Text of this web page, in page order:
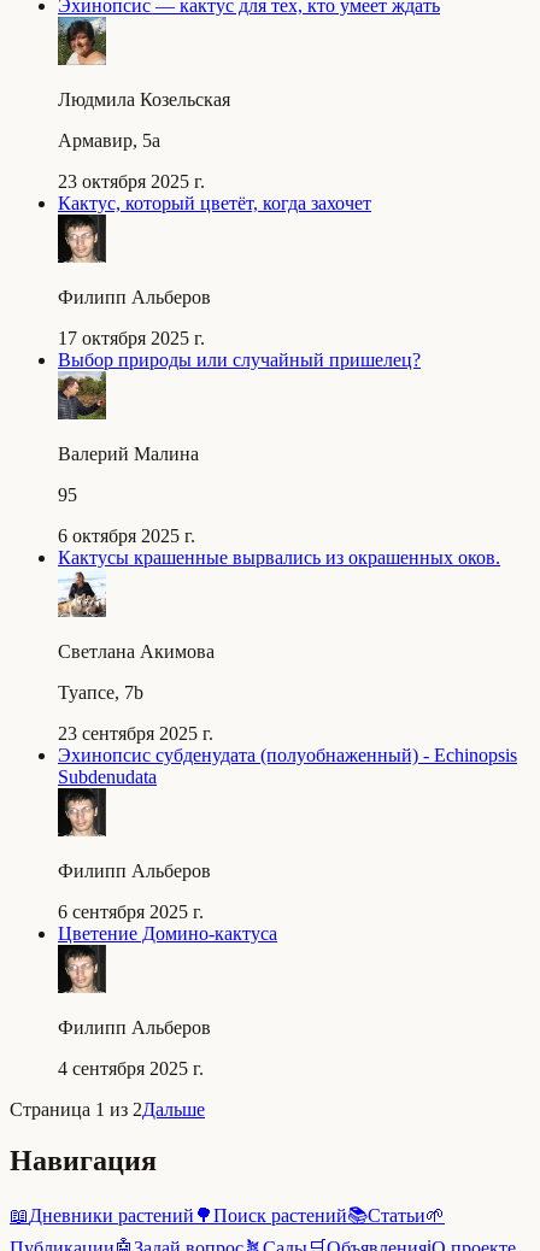
Эхинопсис — кактус для тех, кто умеет ждать
Людмила Козельская
Армавир, 5a
23 октября 2025 г.
Кактус, который цветёт, когда захочет
Филипп Альберов
17 октября 2025 г.
Выбор природы или случайный пришелец?
Валерий Малина
95
6 октября 2025 г.
Кактусы крашенные вырвались из окрашенных оков.
Светлана Акимова
Туапсе, 7b
23 сентября 2025 г.
Эхинопсис субденудата (полуобнаженный) - Echinopsis
Subdenudata
Филипп Альберов
6 сентября 2025 г.
Цветение Домино-кактуса
Филипп Альберов
4 сентября 2025 г.
Страница 1 из 2Дальше
Навигация
📖Дневники растений 🌳Поиск растений📚Статьи🌱